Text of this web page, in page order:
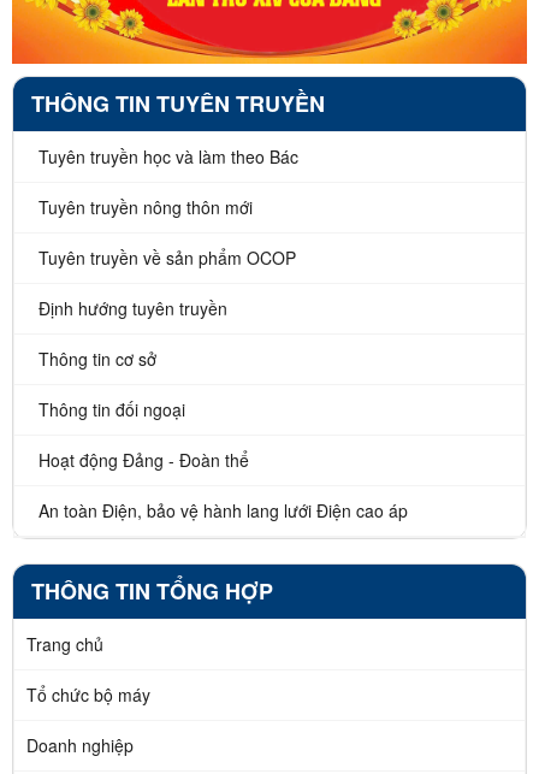
THÔNG TIN TUYÊN TRUYỀN
Tuyên truyền học và làm theo Bác
Tuyên truyền nông thôn mới
Tuyên truyền về sản phẩm OCOP
Định hướng tuyên truyền
Thông tin cơ sở
Thông tin đối ngoại
Hoạt động Đảng - Đoàn thể
An toàn Điện, bảo vệ hành lang lưới Điện cao áp
THÔNG TIN TỔNG HỢP
Trang chủ
Tổ chức bộ máy
Doanh nghiệp